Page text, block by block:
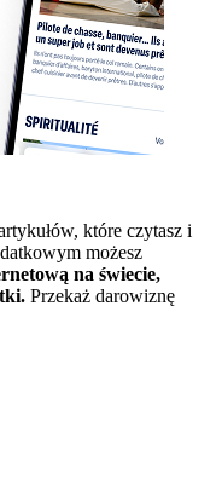
które czytasz i
możesz
na świecie,
Przekaż darowiznę